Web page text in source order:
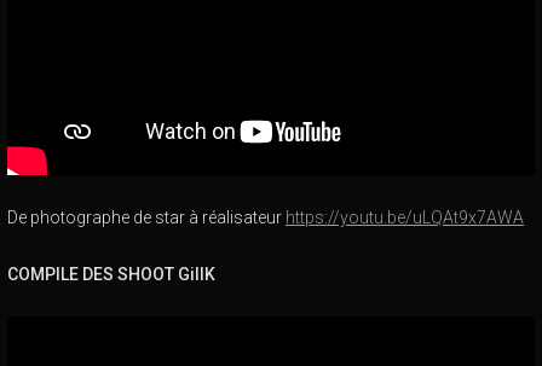
De photographe de star à réalisateur https://youtu.be/uLQAt9x7AWA
COMPILE DES SHOOT GillK